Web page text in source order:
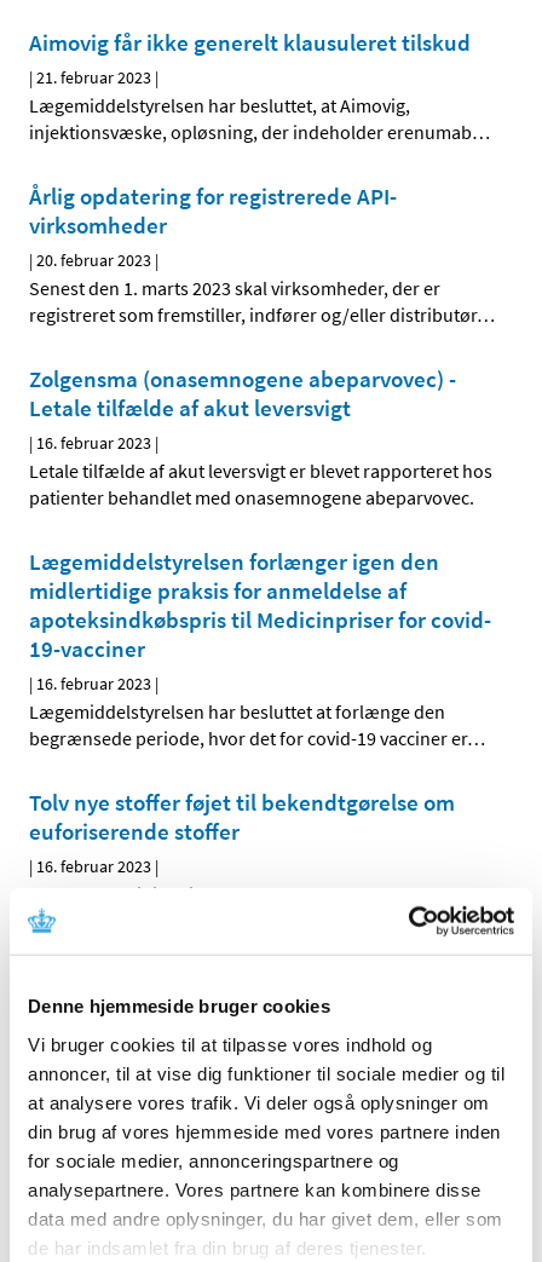
Denne hjemmeside bruger cookies
Vi bruger cookies til at tilpasse vores indhold og
annoncer, til at vise dig funktioner til sociale medier og til
at analysere vores trafik. Vi deler også oplysninger om
din brug af vores hjemmeside med vores partnere inden
for sociale medier, annonceringspartnere og
analysepartnere. Vores partnere kan kombinere disse
data med andre oplysninger, du har givet dem, eller som
de har indsamlet fra din brug af deres tjenester.
Aimovig får ikke generelt klausuleret tilskud
|21. februar 2023 |
Lægemiddelstyrelsen har besluttet, at Aimovig,
injektionsvæske, opløsning, der indeholder erenumab…
Årlig opdatering for registrerede API-
virksomheder
|20. februar 2023 |
Senest den 1. marts 2023 skal virksomheder, der er
registreret som fremstiller, indfører og/eller distributør…
Zolgensma (onasemnogene abeparvovec) -
Letale tilfælde af akut leversvigt
| 16. februar 2023 |
Letale tilfælde af akut leversvigt er blevet rapporteret hos
patienter behandlet med onasemnogene abeparvovec.
Lægemiddelstyrelsen forlænger igen den
midlertidige praksis for anmeldelse af
apoteksindkøbspris til Medicinpriser for covid-
19-vacciner
| 16. februar 2023 |
Lægemiddelstyrelsen har besluttet at forlænge den
begrænsede periode, hvor det for covid-19 vacciner er…
Tolv nye stoffer føjet til bekendtgørelse om
euforiserende stoffer
| 16. februar 2023 |
I Sundhedsministeriets bekendtgørelse nr. 2446 af 12.
december 2021 om euforiserende stoffer er der fra den…
(CSEG101A2301) viser ingen superioritet af
crizanlizumab i forhold til placebo
|14. februar 2023 |
Præliminære resultater fra fase III-studiet CSEG101A2301
(STAND) viste ingen forskel mellem crizanlizumab og …
Lægemiddelstyrelsen retter oplysninger i
databasen med indlægssedler